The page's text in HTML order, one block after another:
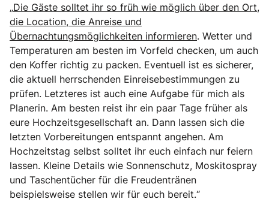
„Die Gäste solltet ihr so früh wie möglich über den Ort,
die Location, die Anreise und
Übernachtungsmöglichkeiten informieren. Wetter und
Temperaturen am besten im Vorfeld checken, um auch
den Koffer richtig zu packen. Eventuell ist es sicherer,
die aktuell herrschenden Einreisebestimmungen zu
prüfen. Letzteres ist auch eine Aufgabe für mich als
Planerin. Am besten reist ihr ein paar Tage früher als
eure Hochzeitsgesellschaft an. Dann lassen sich die
letzten Vorbereitungen entspannt angehen. Am
Hochzeitstag selbst solltet ihr euch einfach nur feiern
lassen. Kleine Details wie Sonnenschutz, Moskitospray
und Taschentücher für die Freudentränen
beispielsweise stellen wir für euch bereit.“